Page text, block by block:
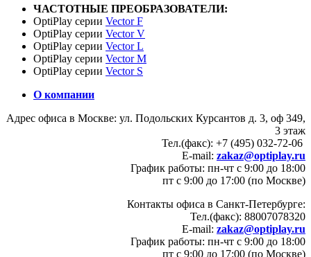
ЧАСТОТНЫЕ ПРЕОБРАЗОВАТЕЛИ:
OptiPlay серии Vector F
OptiPlay серии Vector V
OptiPlay серии Vector L
OptiPlay серии Vector M
OptiPlay серии Vector S
О компании
Адрес офиса в Москве: ул. Подольских Курсантов д. 3, оф 349,
3 этаж
Тел.(факс): +7 (495) 032-72-06
E-mail: zakaz@optiplay.ru
График работы: пн-чт с 9:00 до 18:00
пт с 9:00 до 17:00 (по Москве)
Контакты офиса в Санкт-Петербурге:
Тел.(факс): 88007078320
E-mail: zakaz@optiplay.ru
График работы: пн-чт с 9:00 до 18:00
пт с 9:00 до 17:00 (по Москве)